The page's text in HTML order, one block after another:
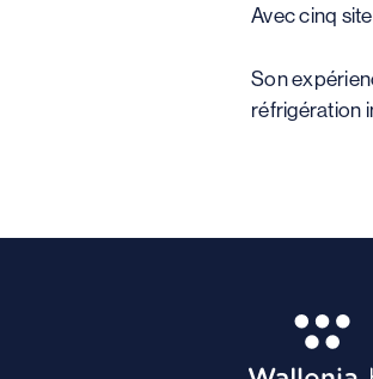
Avec cinq
Son
réfrigération